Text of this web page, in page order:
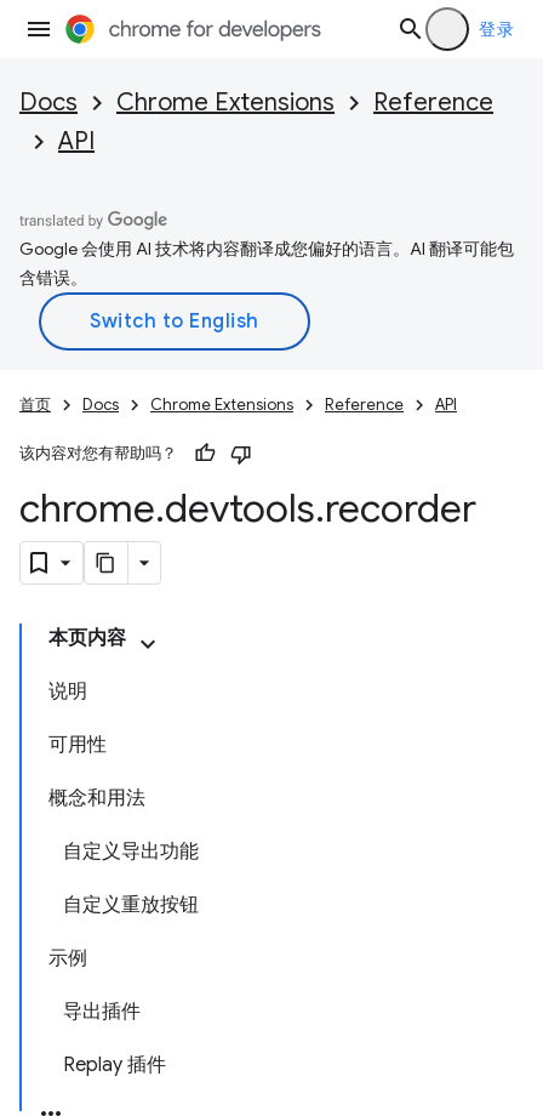
登录
Docs Chrome Extensions
Reference
API
Google 会使用 AI 技术将内容翻译成您偏好的语言。AI 翻译可能包
含错误。
首页 Docs Chrome Extensions Reference API
该内容对您有帮助吗？
chrome.devtools.recorder
本页内容
说明
可用性
概念和用法
自定义导出功能
自定义重放按钮
示例
导出插件
Replay 插件